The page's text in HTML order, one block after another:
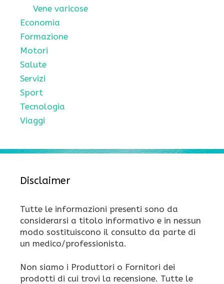
Vene varicose
Economia
Formazione
Motori
Salute
Servizi
Sport
Tecnologia
Viaggi
Disclaimer
Tutte le informazioni presenti sono da
considerarsi a titolo informativo e in nessun
modo sostituiscono il consulto da parte di
un medico/professionista.
Non siamo i Produttori o Fornitori dei
prodotti di cui trovi la recensione. Tutte le